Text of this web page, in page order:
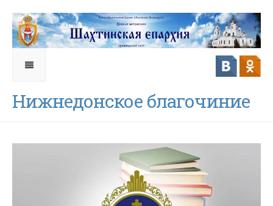
Нижнедонское благочиние